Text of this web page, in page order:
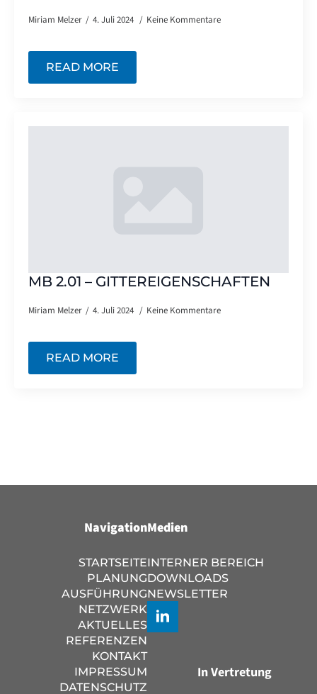
Miriam Melzer 4. Juli 2024 Keine Kommentare
READ MORE
MB 2.01 – GITTEREIGENSCHAFTEN
Miriam Melzer 4. Juli 2024 Keine Kommentare
READ MORE
In Vertretung
IMPRESSUM
DATENSCHUTZ
Navigation
STARTSEITE
PLANUNG
AUSFÜHRUNG
NETZWERK
AKTUELLES
REFERENZEN
KONTAKT
Medien
INTERNER BEREICH
DOWNLOADS
NEWSLETTER